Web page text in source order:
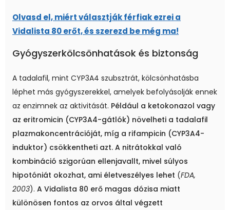
Olvasd el, miért választják férfiak ezrei a
Vidalista 80 erőt, és szerezd be még ma!
Gyógyszerkölcsönhatások és biztonság
A tadalafil, mint CYP3A4 szubsztrát, kölcsönhatásba
léphet más gyógyszerekkel, amelyek befolyásolják ennek
az enzimnek az aktivitását. Például a ketokonazol vagy
az eritromicin (CYP3A4-gátlók) növelheti a tadalafil
plazmakoncentrációját, míg a rifampicin (CYP3A4-
induktor) csökkentheti azt. A nitrátokkal való
kombináció szigorúan ellenjavallt, mivel súlyos
hipotóniát okozhat, ami életveszélyes lehet (FDA,
2003). A Vidalista 80 erő magas dózisa miatt
különösen fontos az orvos által végzett